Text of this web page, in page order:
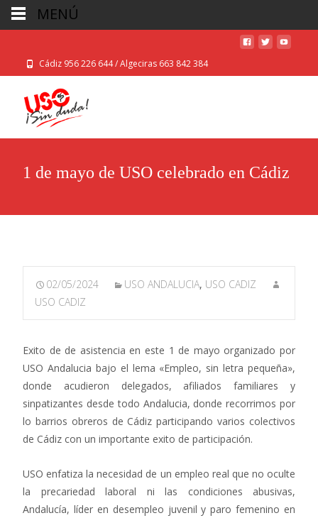
Cádiz 956 226 644 / Algeciras 663 842 384
1 de mayo de USO celebrado en Cádiz
02/05/2024 USO ANDALUCIA, USO CADIZ
USO CADIZ
Exito de de asistencia en este 1 de mayo organizado por
USO Andalucia bajo el lema «Empleo, sin letra pequeña»,
donde acudieron delegados, afiliados familiares y
sinpatizantes desde todo Andalucia, donde recorrimos por
lo barrios obreros de Cádiz participando varios colectivos
de Cádiz con un importante exito de participación.
USO enfatiza la necesidad de un empleo real que no oculte
la precariedad laboral ni las condiciones abusivas,
Andalucía, líder en desempleo juvenil y paro femenino en
MENÚ